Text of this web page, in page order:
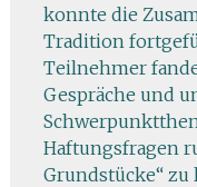
konnte die
Tradition
Teilnehmer
Gespräche und
Haftungsfragen
Grundstücke“ zu